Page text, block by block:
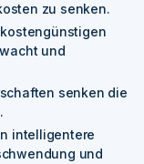
zu senken.
und
senken die
intelligentere
und